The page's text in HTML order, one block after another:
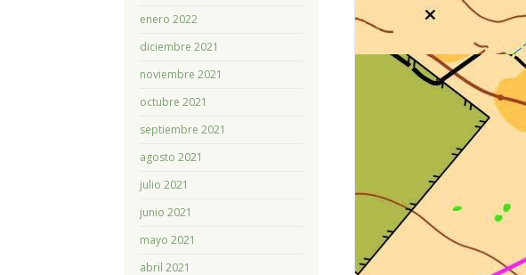
enero 2022
diciembre 2021
noviembre 2021
octubre 2021
septiembre 2021
agosto 2021
julio 2021
junio 2021
mayo 2021
abril 2021